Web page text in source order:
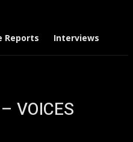
Reports Interviews
VOICES